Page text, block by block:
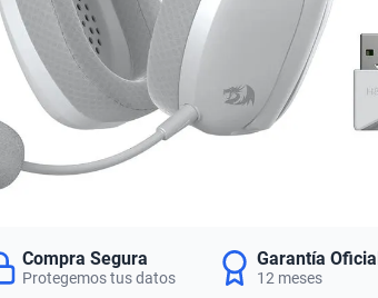
Compra Segura
Protegemos tus datos
Garantía
12 meses